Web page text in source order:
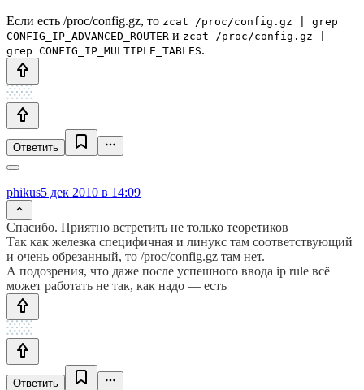
Если есть /proc/config.gz, то zcat /proc/config.gz | grep
CONFIG_IP_ADVANCED_ROUTER и zcat /proc/config.gz |
grep CONFIG_IP_MULTIPLE_TABLES.
Ответить
phikus5 дек 2010 в 14:09
Спасибо. Приятно встретить не только теоретиков
Так как железка специфичная и линукс там соответствующий
и очень обрезанный, то /proc/config.gz там нет.
А подозрения, что даже после успешного ввода ip rule всё
может работать не так, как надо — есть
Ответить